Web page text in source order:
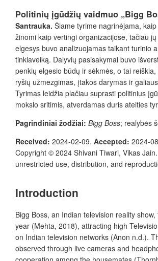
Politinių įgūdžių vaidmuo „Bigg
Santrauka. Šiame tyrime nagrinėjama,
žinomi kaip vertingi organizacijose, tačiau
elgesys buvo analizuojamas taikant turinio
tinklaveiką. Dalyvių pasisakymai buvo
penkių elgesio būdų ir sėkmės, o tai
ryšių užmezgimas, įtakos darymas ir
Tyrimas leidžia plačiau suprasti politinius
mokslo sritimis, atverdamas duris ateities
Pagrindiniai žodžiai: Bigg Boss; realybės
Received: 2024-02-09. Accepted: 2024-
Copyright © 2024 Shivani Tiwari, Vikas
unrestricted use, distribution, and
Introduction
Bigg Boss, an Indian television reality
year (Mehta, 2018), attracting high
on Indian television networks (Anon n.d.).
observed through live cameras and